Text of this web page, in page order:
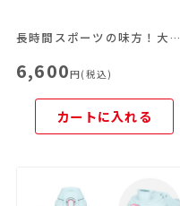
長時間スポーツの味方！大容量＆冷たさキープ
6,600円(税込)
カートに入れる